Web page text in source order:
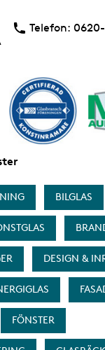
Telefon:
BILGLAS
DESIGN &
FÖNSTER